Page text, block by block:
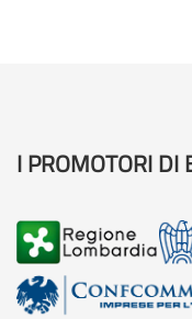
I PROMOTORI DI